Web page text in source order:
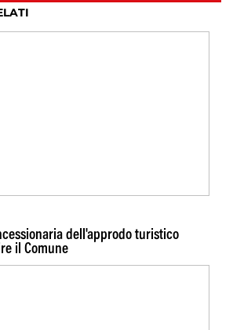
dell'approdo turistico
il Comune